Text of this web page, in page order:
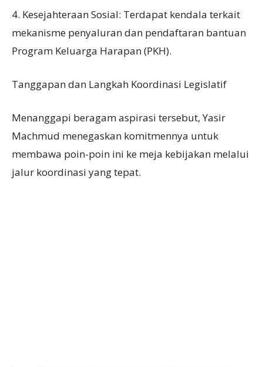
4. Kesejahteraan Sosial: Terdapat kendala terkait
mekanisme penyaluran dan pendaftaran bantuan
Program Keluarga Harapan (PKH).
Tanggapan dan Langkah Koordinasi Legislatif
Menanggapi beragam aspirasi tersebut, Yasir
Machmud menegaskan komitmennya untuk
membawa poin-poin ini ke meja kebijakan melalui
jalur koordinasi yang tepat.